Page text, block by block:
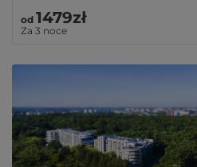
od 1479zł
Za 3 noce